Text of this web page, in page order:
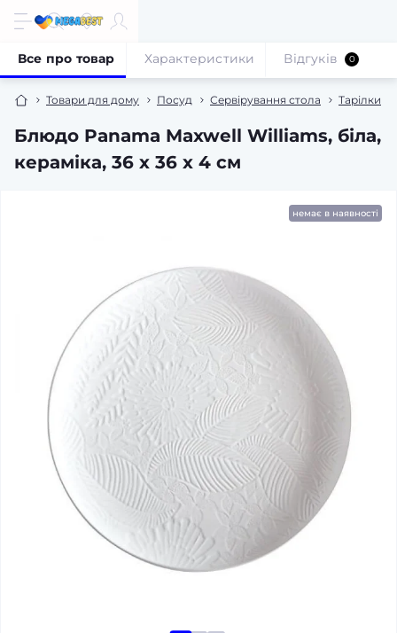
Товари для дому Посуд Сервірування стола Тарілки
Блюдо Panama Maxwell Williams, біла,
кераміка, 36 х 36 х 4 см
Все про товар Характеристики Відгуків 0
немає в наявності